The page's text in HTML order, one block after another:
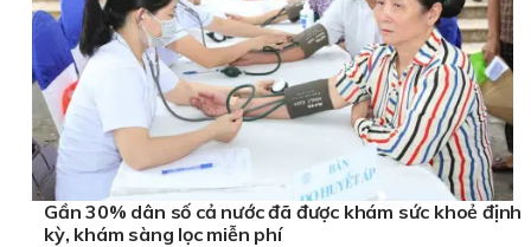
Gần 30% dân số cả nước đã được khám sức khoẻ định
kỳ, khám sàng lọc miễn phí